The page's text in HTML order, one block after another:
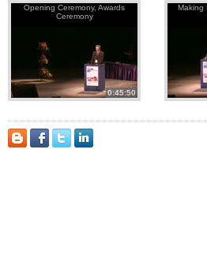
Opening Ceremony, Awards
Ceremony
0:45:50
Making